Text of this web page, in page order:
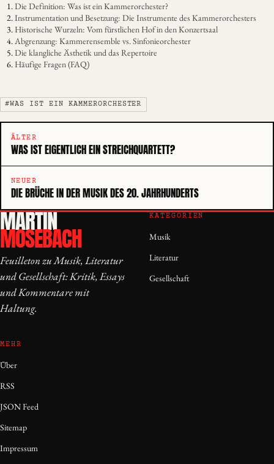
Die Definition: Was ist ein Kammerorchester?
Instrumentation und Besetzung: Die Instrumente des Kammerorchesters
Historische Wurzeln: Vom fürstlichen Hof in den Konzertsaal
Abgrenzung: Kammerensemble vs. Sinfonieorchester
Die klangliche Ästhetik und das Repertoire
Häufige Fragen (FAQ)
#WAS IST EIN KAMMERORCHESTER
ÄLTER
WAS IST EIGENTLICH EIN STREICHQUARTETT?
NEUER
DIE BRÜCHE IN DER MUSIK DES 20. JAHRHUNDERTS
MARTIN
MOSEBACH
Feuilleton zu Musik, Literatur
und Gesellschaft: Kritik, Essays
und Kommentare mit
Haltung.
KATEGORIEN
Musik
Literatur
Gesellschaft
MEHR
Über
RSS
JSON Feed
Sitemap
Impressum